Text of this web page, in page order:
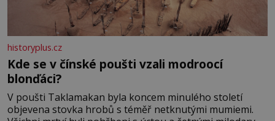
historyplus.cz
Kde se v čínské poušti vzali modroocí
blonďáci?
V poušti Taklamakan byla koncem minulého století
objevena stovka hrobů s téměř netknutými mumiemi.